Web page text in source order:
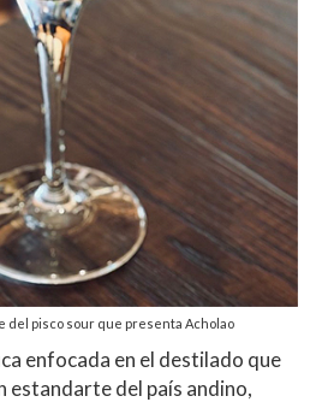
del pisco sour que presenta Acholao
enfocada en el destilado que
estandarte del país andino,